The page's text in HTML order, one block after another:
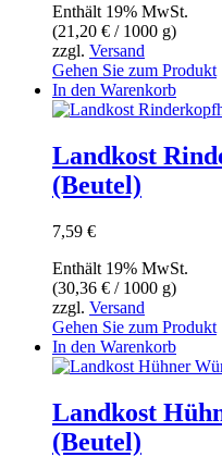
Enthält 19% MwSt.
(21,20 € / 1000 g)
zzgl. Versand
Gehen Sie zum Produkt
In den Warenkorb
Landkost
(Beutel)
7,59 €
Enthält 19% MwSt.
(30,36 € / 1000 g)
zzgl. Versand
Gehen Sie zum Produkt
In den Warenkorb
Landkost
(Beutel)